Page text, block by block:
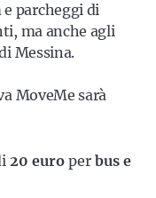
parcheggi di
ma anche agli
Messina.
MoveMe sarà
20 euro per bus e